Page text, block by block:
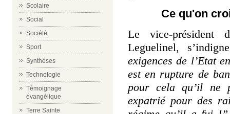
Scolaire
Social
Société
Sport
Synthèses
Technologie
Témoignage
évangélique
Terre Sainte
Ce qu'on
Le vice-président
Leguelinel,
exigences de l’Etat
est en rupture de
pour cela qu’il ne
expatrié pour des